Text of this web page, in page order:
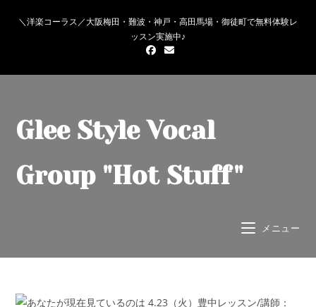
＼洋楽コーラス／大阪梅田・難波・神戸・高田馬場・御徒町で無料体験レ
ッスン実施中♪
Glee Style Vocal
Group "Hot Stuff"
メニュー